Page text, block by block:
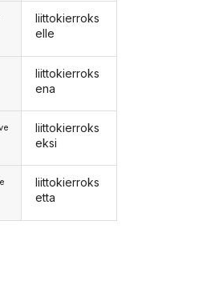
liittokierroks
elle
liittokierroks
ena
liittokierroks
eksi
liittokierroks
etta